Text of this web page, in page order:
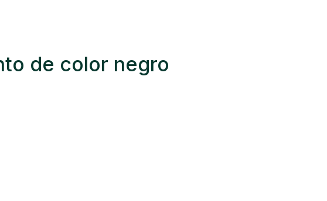
de color negro